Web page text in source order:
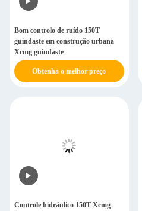
Bom controlo de ruído 150T
guindaste em construção urbana
Xcmg guindaste
Obtenha o melhor preço
Controle hidráulico 150T Xcmg